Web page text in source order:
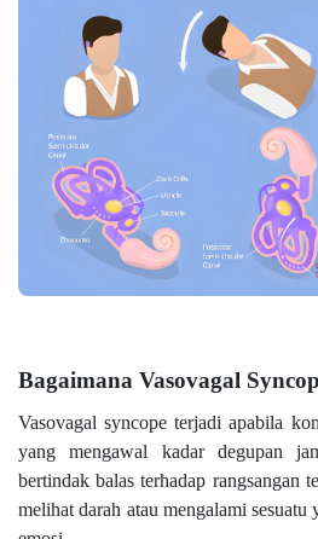
Bagaimana Vasovagal
Vasovagal syncope terjadi apabila
yang mengawal kadar degupan
bertindak balas terhadap rangsangan
melihat darah atau mengalami